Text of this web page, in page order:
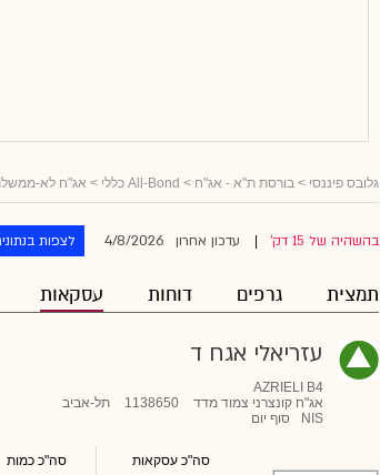
גלובס פיננסי > בורסת ת"א - אג"ח > All-Bond כללי > אג"ח לא-
בהשהיה של 15 דק' עדכון אחרון 4/8/2026 לצפות
תמצית גרפים דוחות עסקאות
עזריאלי אגח ד
AZRIELI B4
אג"ח קונצרני צמוד מדד
1138650
תל-אביב
NIS
סוף יום
סה"כ עסקאות סה"כ כמות